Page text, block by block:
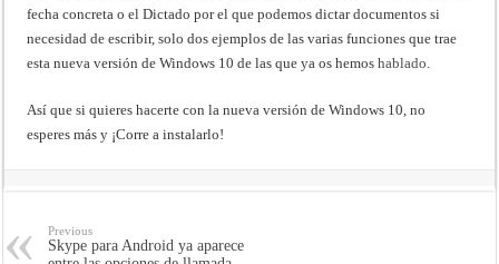
fecha concreta o el Dictado por el que podemos dictar documentos si
necesidad de escribir, solo dos ejemplos de las varias funciones que trae
esta nueva versión de Windows 10 de las que ya os hemoshablado.
Así que si quieres hacerte con la nueva versión de Windows 10, no
esperes más y ¡Corre a instalarlo!
Previous
Skype para Android ya aparece